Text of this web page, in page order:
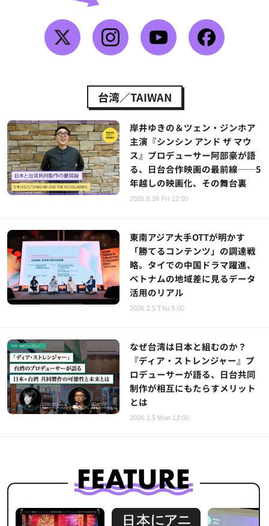
台湾／TAIWAN
岸井ゆきの＆ツェン・ジンホア
主演『シンシン アンド ザ マウ
ス』プロデューサー阿部豪が語
る、日台合作映画の最前線──5
年越しの映画化、その舞台裏
2026.6.26 Fri 12:00
東南アジア大手OTTが明かす
「勝てるコンテンツ」の調達戦
略。タイでの中国ドラマ躍進、
ベトナムの地域差に見るデータ
活用のリアル
2026.2.5 Thu 9:00
なぜ台湾は日本と組むのか？
『ディア・ストレンジャー』プ
ロデューサーが語る、日台共同
制作が相互にもたらすメリット
とは
2026.1.5 Mon 12:00